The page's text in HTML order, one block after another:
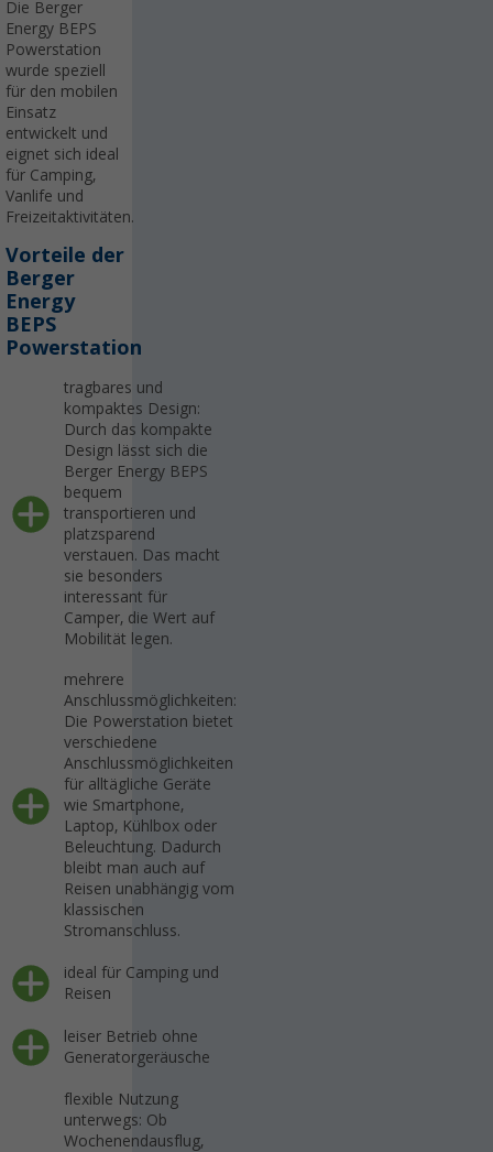
Die Berger
Energy BEPS
Powerstation
wurde speziell
für den mobilen
Einsatz
entwickelt und
eignet sich ideal
für Camping,
Vanlife und
Freizeitaktivitäten.
Vorteile der
Berger
Energy
BEPS
Powerstation
tragbares und
kompaktes Design:
Durch das kompakte
Design lässt sich die
Berger Energy BEPS
bequem
transportieren und
platzsparend
verstauen. Das macht
sie besonders
interessant für
Camper, die Wert auf
Mobilität legen.
mehrere
Anschlussmöglichkeiten:
Die Powerstation bietet
verschiedene
Anschlussmöglichkeiten
für alltägliche Geräte
wie Smartphone,
Laptop, Kühlbox oder
Beleuchtung. Dadurch
bleibt man auch auf
Reisen unabhängig vom
klassischen
Stromanschluss.
ideal für Camping und
Reisen
leiser Betrieb ohne
Generatorgeräusche
flexible Nutzung
unterwegs: Ob
Wochenendausflug,